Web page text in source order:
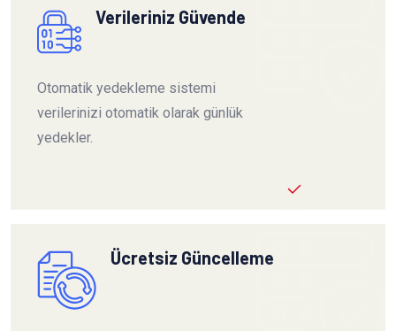
Verileriniz Güvende
Otomatik yedekleme sistemi
verilerinizi otomatik olarak günlük
yedekler.
Ücretsiz Güncelleme